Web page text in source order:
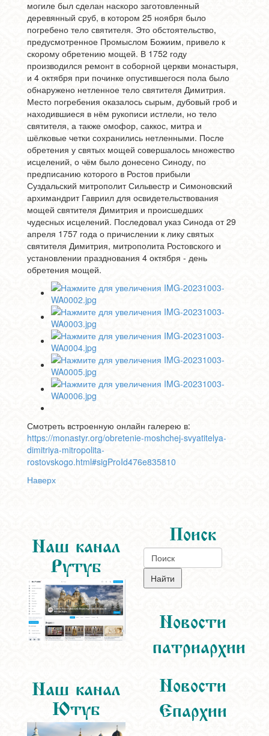
могиле был сделан наскоро заготовленный
деревянный сруб, в котором 25 ноября было
погребено тело святителя. Это обстоятельство,
предусмотренное Промыслом Божиим, привело к
скорому обретению мощей. В 1752 году
производился ремонт в соборной церкви монастыря,
и 4 октября при починке опустившегося пола было
обнаружено нетленное тело святителя Димитрия.
Место погребения оказалось сырым, дубовый гроб и
находившиеся в нём рукописи истлели, но тело
святителя, а также омофор, саккос, митра и
шёлковые четки сохранились нетленными. После
обретения у святых мощей совершалось множество
исцелений, о чём было донесено Синоду, по
предписанию которого в Ростов прибыли
Суздальский митрополит Сильвестр и Симоновский
архимандрит Гавриил для освидетельствования
мощей святителя Димитрия и происшедших
чудесных исцелений. Последовал указ Синода от 29
апреля 1757 года о причислении к лику святых
святителя Димитрия, митрополита Ростовского и
установлении празднования 4 октября - день
обретения мощей.
Смотреть встроенную онлайн галерею в:
https://monastyr.org/obretenie-moshchej-svyatitelya-
dimitriya-mitropolita-
rostovskogo.html#sigProId476e835810
Наверх
Наш канал
Рутуб
Наш канал
Ютуб
Поиск
Новости
патриархии
Новости
Епархии